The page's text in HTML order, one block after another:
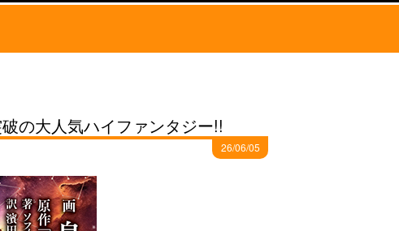
の大人気ハイファンタジー!!
26/06/05